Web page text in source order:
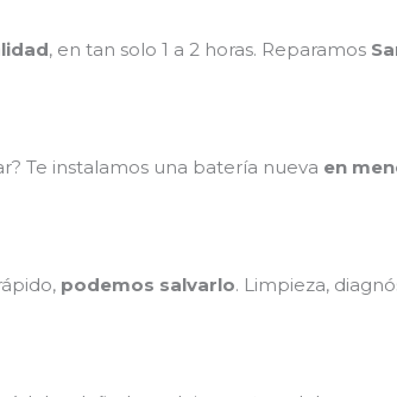
, en tan solo 1 a 2 horas. Reparamos
Te instalamos una batería nueva en
podemos salvarlo. Limpieza,